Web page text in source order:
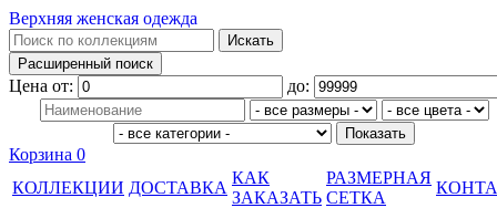
Верхняя женская одежда
Цена от: до:
Корзина 0
КОЛЛЕКЦИИ ДОСТАВКА
КАК
ЗАКАЗАТЬ
РАЗМЕРНАЯ
СЕТКА